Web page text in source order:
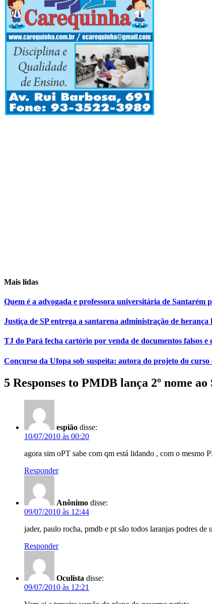
Mais lidas
Quem é a advogada e professora universitária de Santarém
Justiça de SP entrega a santarena administração de
TJ do Pará fecha cartório por venda de documentos falsos
Concurso da Ufopa sob suspeita: autora do projeto do curso
5 Responses to PMDB lança 2º nome
espião disse:
10/07/2010 às 00:20
agora sim oPT sabe com qm está lidando , com o
Responder
Anônimo disse:
09/07/2010 às 12:44
jader, paulo rocha, pmdb e pt são todos laranjas podres de
Responder
Oculista disse:
09/07/2010 às 12:21